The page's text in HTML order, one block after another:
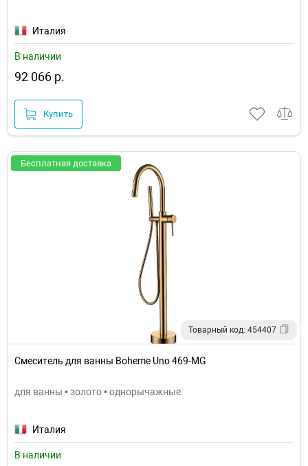
Италия
В наличии
92 066 р.
Купить
Бесплатная доставка
Товарный код: 454407
Смеситель для ванны Boheme Uno 469-MG
для ванны • золото • однорычажные
Италия
В наличии